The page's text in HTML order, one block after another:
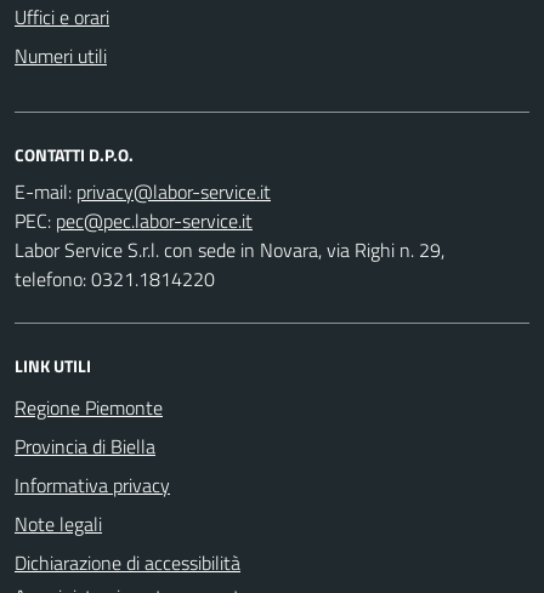
Uffici e orari
Numeri utili
CONTATTI D.P.O.
E-mail:
PEC:
Labor Service S.r.l. con sede in Novara, via Righi n. 29,
telefono: 0321.1814220
LINK UTILI
Regione Piemonte
Provincia di Biella
Informativa privacy
Note legali
Dichiarazione di accessibilità